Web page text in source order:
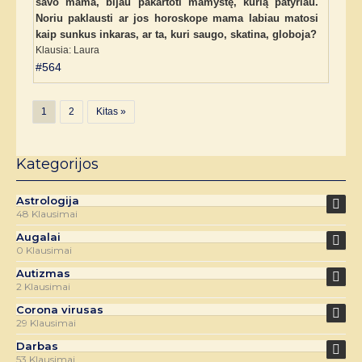
Noriu paklausti ar jos horoskope mama labiau matosi
kaip sunkus inkaras, ar ta, kuri saugo, skatina, globoja?
Klausia: Laura
#564
1 2 Kitas »
Kategorijos
Astrologija
48 Klausimai
Augalai
0 Klausimai
Autizmas
2 Klausimai
Corona virusas
29 Klausimai
Darbas
53 Klausimai